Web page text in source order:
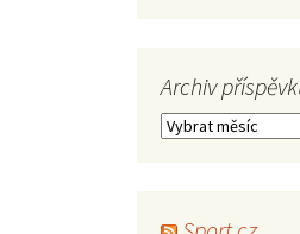
Archiv
Archiv